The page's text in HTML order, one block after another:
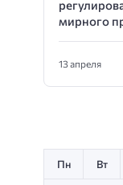
мирного
13 апреля
Пн Вт